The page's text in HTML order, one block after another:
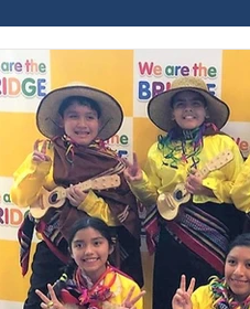
INTERCAMBIO TECNOLOGÍA
ARTÍCULOS VIDEOS
PROFESORES